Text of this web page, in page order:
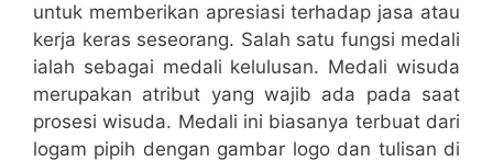
untuk memberikan apresiasi terhadap jasa atau
kerja keras seseorang. Salah satu fungsi medali
ialah sebagai medali kelulusan. Medali wisuda
merupakan atribut yang wajib ada pada saat
prosesi wisuda. Medali ini biasanya terbuat dari
logam pipih dengan gambar logo dan tulisan di